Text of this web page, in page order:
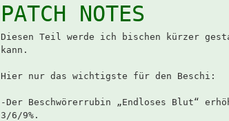
PATCH NOTES
Diesen Teil werde ich bischen kürzer
kann.
Hier nur das wichtigste für den Beschi:
-Der Beschwörerrubin „Endloses Blut“
3/6/9%.